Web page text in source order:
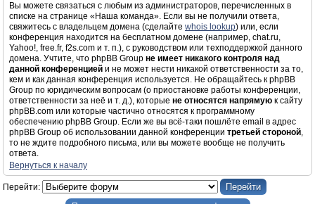
Вы можете связаться с любым из администраторов, перечисленных в
списке на странице «Наша команда». Если вы не получили ответа,
свяжитесь с владельцем домена (сделайте whois lookup) или, если
конференция находится на бесплатном домене (например, chat.ru,
Yahoo!, free.fr, f2s.com и т. п.), с руководством или техподдержкой данного
домена. Учтите, что phpBB Group не имеет никакого контроля над
данной конференцией и не может нести никакой ответственности за то,
кем и как данная конференция используется. Не обращайтесь к phpBB
Group по юридическим вопросам (о приостановке работы конференции,
ответственности за неё и т. д.), которые не относятся напрямую к сайту
phpBB.com или которые частично относятся к программному
обеспечению phpBB Group. Если же вы всё-таки пошлёте email в адрес
phpBB Group об использовании данной конференции третьей стороной,
то не ждите подробного письма, или вы можете вообще не получить
ответа.
Вернуться к началу
Перейти: